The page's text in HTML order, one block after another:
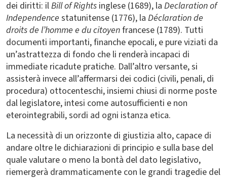
dei diritti: ilBill of Rights inglese (1689), la Declaration of
Independence statunitense (1776), la Déclaration de
droits de l’homme e du citoyenfrancese (1789). Tutti
documenti importanti, finanche epocali, e pure viziati da
un’astrattezza di fondo che li renderà incapaci di
immediate ricadute pratiche. Dall’altro versante, si
assisterà invece all’affermarsi dei codici (civili, penali, di
procedura) ottocenteschi, insiemi chiusi di norme poste
dal legislatore, intesi come autosufficienti e non
eterointegrabili, sordi ad ogni istanza etica.
La necessità di un orizzonte di giustizia alto, capace di
andare oltre le dichiarazioni di principio e sulla base del
quale valutare o meno la bontà del dato legislativo,
riemergerà drammaticamente con le grandi tragedie del